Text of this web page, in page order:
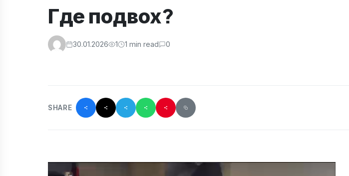
Где подвох?
30.01.2026 1 1 min read 0
SHARE